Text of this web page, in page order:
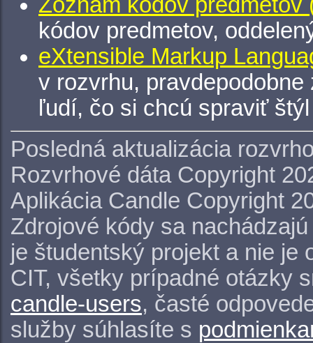
kódov predmetov,
eXtensible Markup
v rozvrhu,
ľudí, čo si chcú spraviť
Posledná aktualizácia
Rozvrhové dáta Copyright
Aplikácia Candle Copyright
Zdrojové kódy sa
je študentský projekt a nie je
CIT, všetky prípadné otázky
candle-users, časté
služby súhlasíte s